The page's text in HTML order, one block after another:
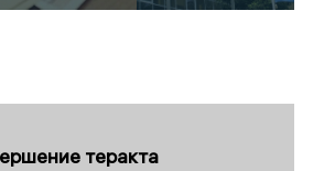
теракта